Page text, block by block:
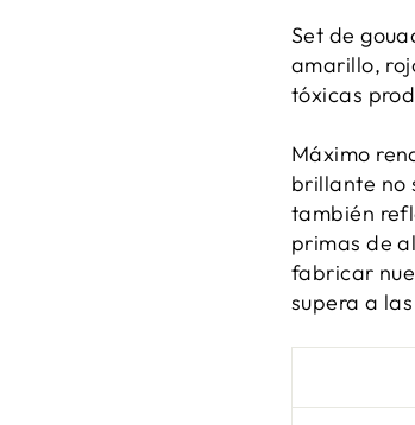
Set de
amarillo,
tóxicas
Máximo
brillante no
también
primas de
fabricar
supera a